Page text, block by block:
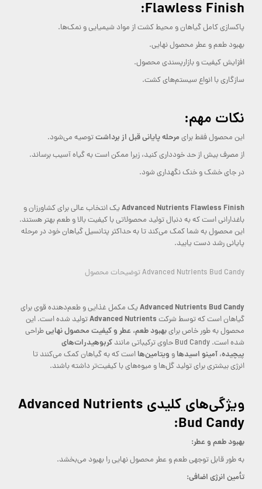
Flawless Finish:
پاکسازی کامل گیاهان و محیط کشت از مواد شیمیایی و نمک‌ها.
بهبود طعم و عطر محصول نهایی.
افزایش کیفیت و بازارپسندی محصول.
سازگاری با انواع سیستم‌های کشت.
نکات مهم:
این محصول فقط برای مرحله پایانی قبل از برداشتتوصیه می‌شود.
از مصرف بیش از حد خودداری کنید، زیرا ممکن است به گیاه آسیب برساند.
در جای خشک و خنک نگهداری شود.
Advanced Nutrients Flawless Finishیک انتخاب عالی برای کشاورزان و
باغدارانی است که به دنبال تولید محصولاتی با کیفیت بالا و طعم بهتر هستند.
این محصول به شما کمک می‌کند تا به حداکثر پتانسیل گیاهان خود در مرحله
پایانی رشد دست یابید.
Advanced Nutrients Bud Candy توضیحات محصول
Advanced Nutrients Bud Candyیک مکمل غذایی و طعم‌دهنده قوی برای
گیاهان است که توسط شرکت Advanced Nutrientsتولید شده است. این
محصول به طور خاص برایبهبود طعم، عطر و کیفیت محصول نهاییطراحی
شده است. Bud Candy حاوی ترکیباتی مانند
کربوهیدرات‌های
پیچیده، آمینو اسیدهاو ویتامین‌هااست که به گیاهان کمک می‌کنند تا
انرژی بیشتری برای تولید گل‌ها و میوه‌های با کیفیت‌تر داشته باشند.
ویژگی‌های کلیدی Advanced Nutrients
Bud Candy:
بهبود طعم و عطر:
به طور قابل توجهی طعم و عطر محصول نهایی را بهبود می‌بخشد.
تأمین انرژی اضافی: